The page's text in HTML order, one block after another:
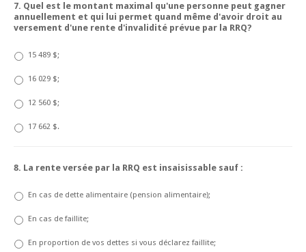
7. Quel est le montant maximal qu'une personne peut gagner
annuellement et qui lui permet quand même d'avoir droit au
versement d'une rente d'invalidité prévue par la RRQ?
15 489 $;
16 029 $;
12 560 $;
17 662 $.
8. La rente versée par la RRQ est insaisissable sauf :
En cas de dette alimentaire (pension alimentaire);
En cas de faillite;
En proportion de vos dettes si vous déclarez faillite;